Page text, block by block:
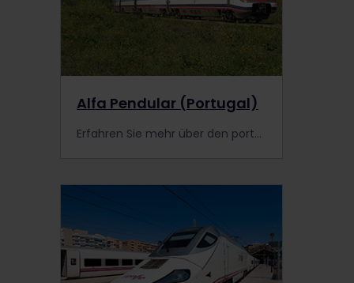
Alfa Pendular (Portugal)
Erfahren Sie mehr über den portugiesischen Highspeed-Zug Alfa Pendular, der auf der Strecke: Braga – Porto – Coimbra – Lissabon – Faro verkehrt. Reisen Sie während Ihrer Interrail-Zugreise durch Portugal besonders bequem und praktisch.